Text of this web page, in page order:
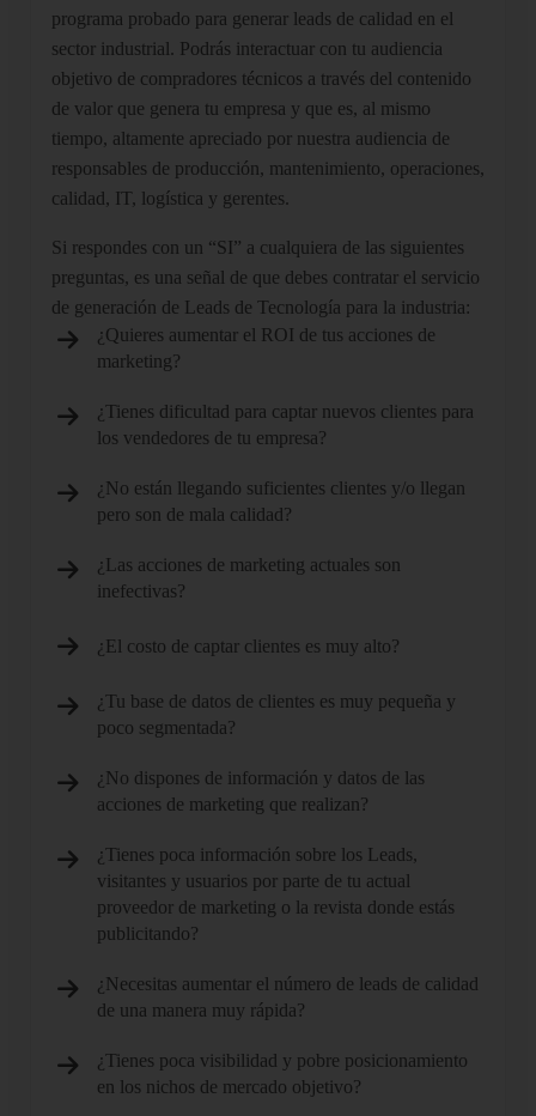
programa probado para generar leads de calidad en el
sector industrial. Podrás interactuar con tu audiencia
objetivo de compradores técnicos a través del contenido
de valor que genera tu empresa y que es, al mismo
tiempo, altamente apreciado por nuestra audiencia de
responsables de producción, mantenimiento, operaciones,
calidad, IT, logística y gerentes.
Si respondes con un “SI” a cualquiera de las siguientes
preguntas, es una señal de que debes contratar el servicio
de generación de Leads de Tecnología para la industria:
¿Quieres aumentar el ROI de tus acciones de
marketing?
¿Tienes dificultad para captar nuevos clientes para
los vendedores de tu empresa?
¿No están llegando suficientes clientes y/o llegan
pero son de mala calidad?
¿Las acciones de marketing actuales son
inefectivas?
¿El costo de captar clientes es muy alto?
¿Tu base de datos de clientes es muy pequeña y
poco segmentada?
¿No dispones de información y datos de las
acciones de marketing que realizan?
¿Tienes poca información sobre los Leads,
visitantes y usuarios por parte de tu actual
proveedor de marketing o la revista donde estás
publicitando?
¿Necesitas aumentar el número de leads de calidad
de una manera muy rápida?
¿Tienes poca visibilidad y pobre posicionamiento
en los nichos de mercado objetivo?